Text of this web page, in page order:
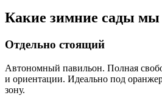
Какие зимние сады мы
Отдельно стоящий
Автономный павильон. Полная
и ориентации. Идеально под
зону.